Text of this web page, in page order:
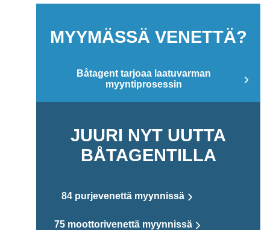
MYYMÄSSÄ VENETTÄ?
Båtagent tarjoaa laatuvarman
myyntiprosessin
JUURI NYT UUTTA
BÅTAGENTILLA
84 purjevenettä myynnissä
75 moottorivenettä myynnissä